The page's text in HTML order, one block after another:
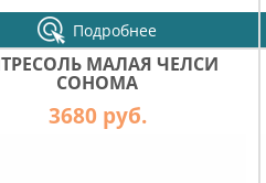
Подробнее
МАЛАЯ ЧЕЛСИ
СОНОМА
3680 руб.